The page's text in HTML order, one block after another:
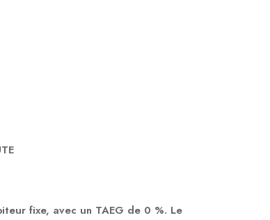
fixe, avec un TAEG de 0 %. Le